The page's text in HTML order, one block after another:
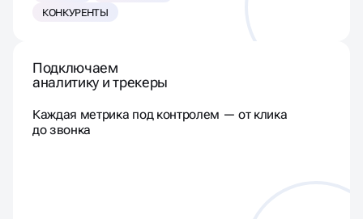
КОНКУРЕНТЫ
Подключаем
аналитику и трекеры
Каждая метрика под контролем — от клика
до звонка